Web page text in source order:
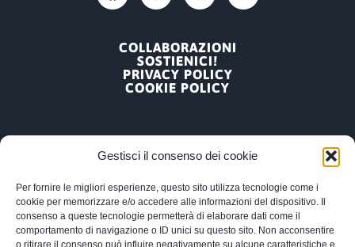
Gestisci il consenso dei cookie
Per fornire le migliori esperienze, questo sito utilizza tecnologie come i
cookie per memorizzare e/o accedere alle informazioni del dispositivo. Il
consenso a queste tecnologie permetterà di elaborare dati come il
comportamento di navigazione o ID unici su questo sito. Non acconsentire
o ritirare il consenso può influire negativamente su alcune caratteristiche e
COLLABORAZIONI
SOSTIENICI!
PRIVACY POLICY
COOKIE POLICY
ARPA, ASSOCIAZIONE RICERCA PSICOLOGICA
APPLICATA
VIA PODGORA 12A, MILANO – 20122
TEL/FAX: 02 55191221 |